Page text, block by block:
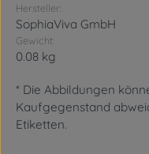
Hersteller:
SophiaViva GmbH
Gewicht:
0.08 kg
* Die Abbildungen
Kaufgegenstand
Etiketten.